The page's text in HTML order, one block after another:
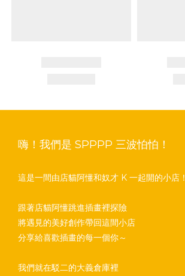
嗨！我們是 SPPPP 三波怕怕！
這是一間由店貓阿懂和奴才 K 一起開的小店！
跟著店貓阿懂跳進插畫裡探險
將遇見的美好創作帶回這間小店
分享給喜歡插畫的每一個你～
我們就在駁二的大義倉庫裡